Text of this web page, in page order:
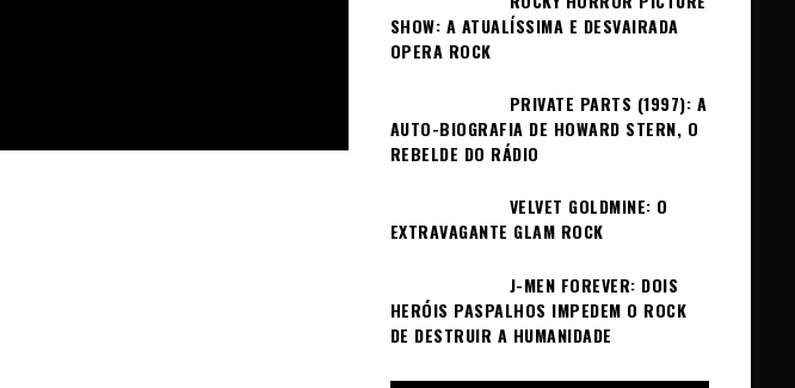
SHOW: A ATUALÍSSIMA E DESVAIRADA
OPERA ROCK
PRIVATE PARTS (1997): A
AUTO-BIOGRAFIA DE HOWARD STERN, O
REBELDE DO RÁDIO
VELVET GOLDMINE: O
EXTRAVAGANTE GLAM ROCK
J-MEN FOREVER: DOIS
HERÓIS PASPALHOS IMPEDEM O ROCK
DE DESTRUIR A HUMANIDADE